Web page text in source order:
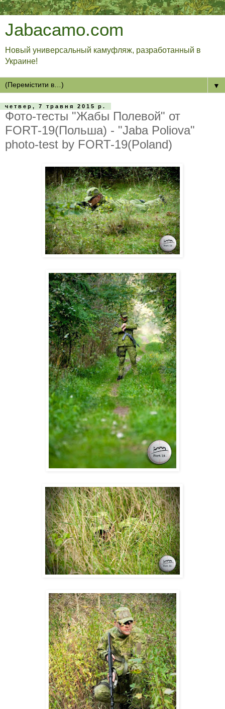
Jabacamo.com
Новый универсальный камуфляж, разработанный в
Украине!
▼
четвер, 7 травня 2015 р.
Фото-тесты "Жабы Полевой" от
FORT-19(Польша) - "Jaba Poliova"
photo-test by FORT-19(Poland)